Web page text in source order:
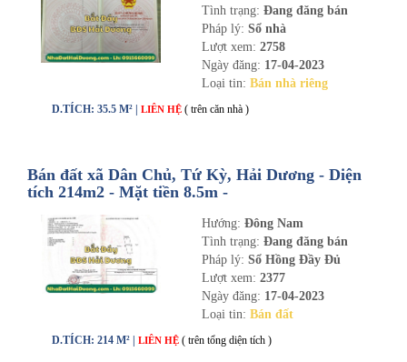
Tình trạng: Đang đăng bán
Pháp lý: Sổ nhà
Lượt xem: 2758
Ngày đăng: 17-04-2023
Loại tin: Bán nhà riêng
D.TÍCH: 35.5 M² | LIÊN HỆ ( trên căn nhà )
Bán đất xã Dân Chủ, Tứ Kỳ, Hải Dương - Diện
tích 214m2 - Mặt tiền 8.5m -
Hướng: Đông Nam
Tình trạng: Đang đăng bán
Pháp lý: Sổ Hồng Đầy Đủ
Lượt xem: 2377
Ngày đăng: 17-04-2023
Loại tin: Bán đất
D.TÍCH: 214 M² | LIÊN HỆ ( trên tổng diện tích )